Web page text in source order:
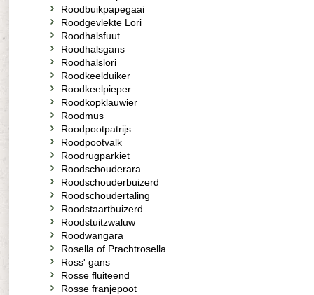
Roodbuikpapegaai
Roodgevlekte Lori
Roodhalsfuut
Roodhalsgans
Roodhalslori
Roodkeelduiker
Roodkeelpieper
Roodkopklauwier
Roodmus
Roodpootpatrijs
Roodpootvalk
Roodrugparkiet
Roodschouderara
Roodschouderbuizerd
Roodschoudertaling
Roodstaartbuizerd
Roodstuitzwaluw
Roodwangara
Rosella of Prachtrosella
Ross' gans
Rosse fluiteend
Rosse franjepoot